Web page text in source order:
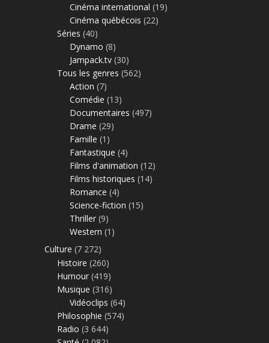
Cinéma international (19)
Cinéma québécois (22)
Séries (40)
Dynamo (8)
Jampack.tv (30)
Tous les genres (562)
Action (7)
Comédie (13)
Documentaires (497)
Drame (29)
Famille (1)
Fantastique (4)
Films d'animation (12)
Films historiques (14)
Romance (4)
Science-fiction (15)
Thriller (9)
Western (1)
Culture (7 272)
Histoire (260)
Humour (419)
Musique (316)
Vidéoclips (64)
Philosophie (574)
Radio (3 644)